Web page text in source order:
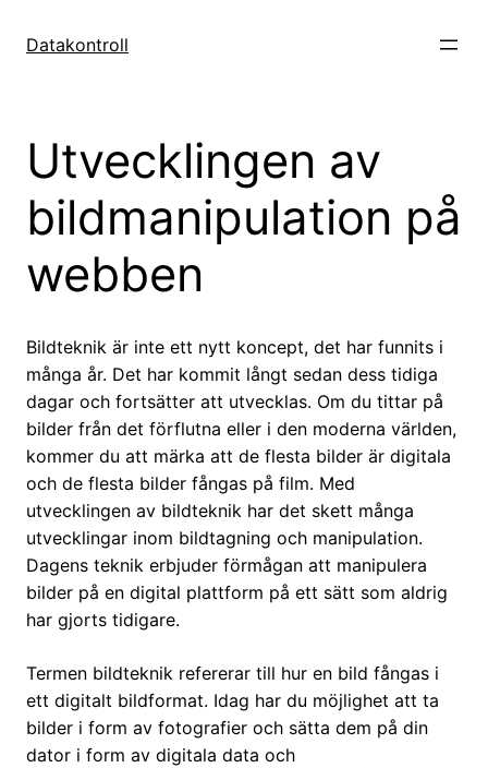
Datakontroll
Utvecklingen av
bildmanipulation på
webben
Bildteknik är inte ett nytt koncept, det har funnits i
många år. Det har kommit långt sedan dess tidiga
dagar och fortsätter att utvecklas. Om du tittar på
bilder från det förflutna eller i den moderna världen,
kommer du att märka att de flesta bilder är digitala
och de flesta bilder fångas på film. Med
utvecklingen av bildteknik har det skett många
utvecklingar inom bildtagning och manipulation.
Dagens teknik erbjuder förmågan att manipulera
bilder på en digital plattform på ett sätt som aldrig
har gjorts tidigare.
Termen bildteknik refererar till hur en bild fångas i
ett digitalt bildformat. Idag har du möjlighet att ta
bilder i form av fotografier och sätta dem på din
dator i form av digitala data och